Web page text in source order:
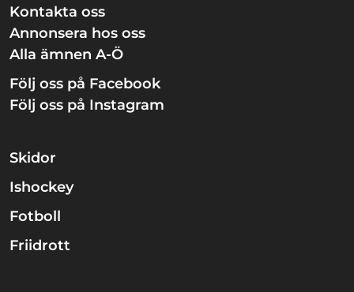
Kontakta oss
Annonsera hos oss
Alla ämnen A-Ö
Följ oss på Facebook
Följ oss på Instagram
Skidor
Ishockey
Fotboll
Friidrott